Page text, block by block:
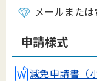
メールまた
申請様式
減免申請書（